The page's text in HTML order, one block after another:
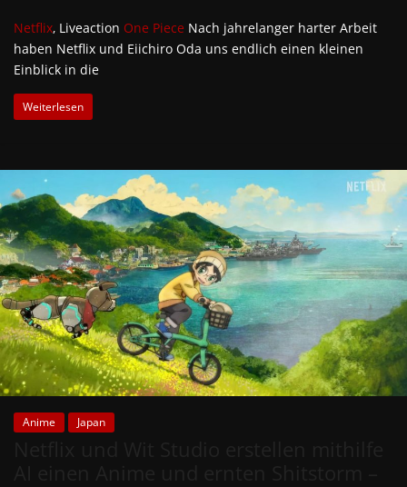
Netflix‚ Liveaction One Piece Nach jahrelanger harter Arbeit
haben Netflix und Eiichiro Oda uns endlich einen kleinen
Einblick in die
Weiterlesen
Anime Japan